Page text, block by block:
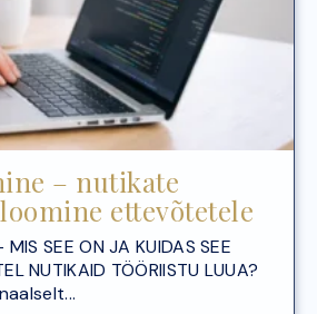
– nutikate
ettevõtetele
MIS SEE ON JA KUIDAS SEE
NUTIKAID TÖÖRIISTU LUUA?